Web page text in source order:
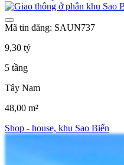
Mã tin đăng: SAUN737
9,30 tỷ
5 tầng
Tây Nam
48,00 m²
Shop - house, khu Sao Biển